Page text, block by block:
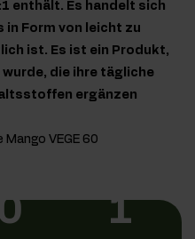
enthält. Es handelt sich
in Form von leicht zu
ist. Es ist ein Produkt,
die ihre tägliche
ergänzen
1